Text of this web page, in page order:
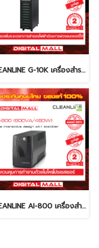
CLEANLINE G-10K เครื่องสำรองไฟ (UPS)
CLEANLINE AI-800 เครื่องสำรองไฟ (UPS)